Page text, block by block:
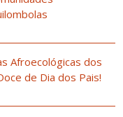
Afroecológicas dos
de Dia dos Pais!